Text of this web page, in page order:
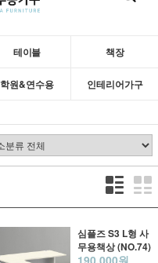
테이블 책장
학원&연수용
인테리어가구
심플즈 S3 L형 사
무용책상 (NO.74)